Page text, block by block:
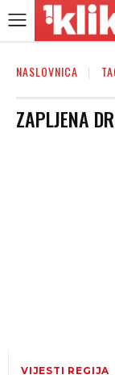
NASLOVNICA
ZAPLJENA
VIJESTI REGIJA